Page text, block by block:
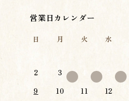
営業日カレンダー
日 月 火 水
2
3
9
10 11 12